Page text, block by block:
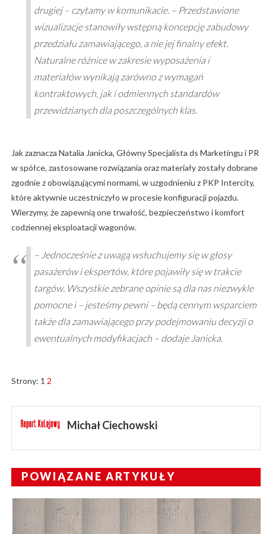
drugiej – czytamy w komunikacie. – Przedstawione
wizualizacje stanowiły wstępną koncepcję zabudowy
przedziału zamawiającego, a nie jej finalny efekt.
Naturalne różnice w zakresie wyposażenia i
materiałów wynikają zarówno z wymagań
kontraktowych, jak i odmiennych standardów
przewidzianych dla poszczególnych klas.
Jak zaznacza Natalia Janicka, Główny Specjalista ds Marketingu i PR
w spółce, zastosowane rozwiązania oraz materiały zostały dobrane
zgodnie z obowiązującymi normami, w uzgodnieniu z PKP Intercity,
które aktywnie uczestniczyło w procesie konfiguracji pojazdu.
Wierzymy, że zapewnią one trwałość, bezpieczeństwo i komfort
codziennej eksploatacji wagonów.
– Jednocześnie z uwagą wsłuchujemy się w głosy
pasażerów i ekspertów, które pojawiły się w trakcie
targów. Wszystkie zebrane opinie są dla nas niezwykle
pomocne i – jesteśmy pewni – będą cennym wsparciem
także dla zamawiającego przy podejmowaniu decyzji o
ewentualnych modyfikacjach – dodaje Janicka.
Strony: 1 2
Michał Ciechowski
POWIĄZANE ARTYKUŁY